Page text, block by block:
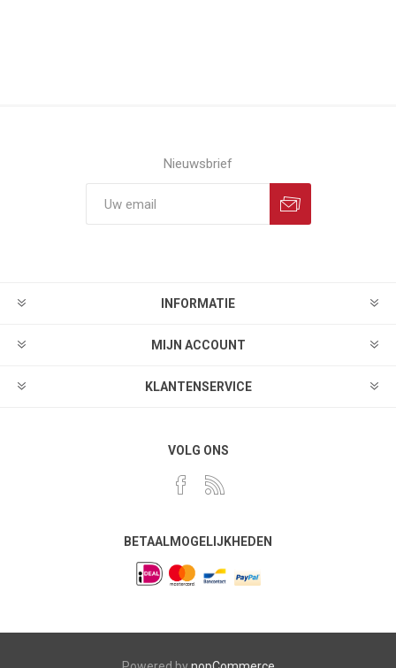
Nieuwsbrief
INFORMATIE
MIJN ACCOUNT
KLANTENSERVICE
VOLG ONS
BETAALMOGELIJKHEDEN